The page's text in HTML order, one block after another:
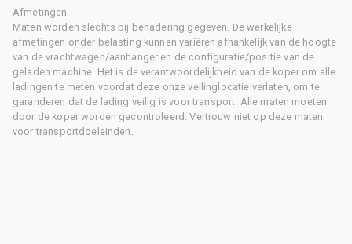
Afmetingen
Maten worden slechts bij benadering gegeven. De werkelijke
afmetingen onder belasting kunnen variëren afhankelijk van de hoogte
van de vrachtwagen/aanhanger en de configuratie/positie van de
geladen machine. Het is de verantwoordelijkheid van de koper om alle
ladingen te meten voordat deze onze veilinglocatie verlaten, om te
garanderen dat de lading veilig is voor transport. Alle maten moeten
door de koper worden gecontroleerd. Vertrouw niet op deze maten
voor transportdoeleinden.